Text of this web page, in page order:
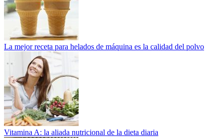
La mejor receta para helados de máquina es la calidad del polvo
Vitamina A: la aliada nutricional de la dieta diaria